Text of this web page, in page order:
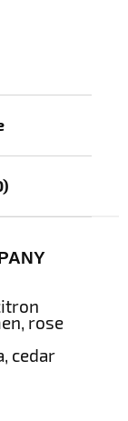
rose
cedar